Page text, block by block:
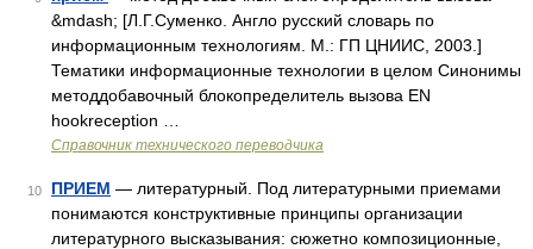
&mdash; [Л.Г.Суменко. Англо русский словарь по
информационным технологиям. М.: ГП ЦНИИС, 2003.]
Тематики информационные технологии в целом Синонимы
методдобавочный блокопределитель вызова EN
hookreception …
Справочник технического переводчика
10 ПРИЕМ — литературный. Под литературными приемами
понимаются конструктивные принципы организации
литературного высказывания: сюжетно композиционные,